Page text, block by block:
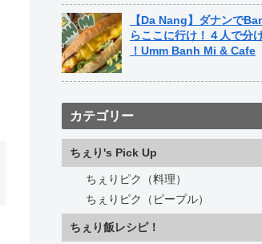
【Da Nang】ダナンで
らここに行け！４人で分
！Umm Banh Mi & Cafe
カテゴリー
ちぇり's Pick Up
ちぇりピク（料理）
ちぇりピク（ピープル）
ちぇり飯レシピ！